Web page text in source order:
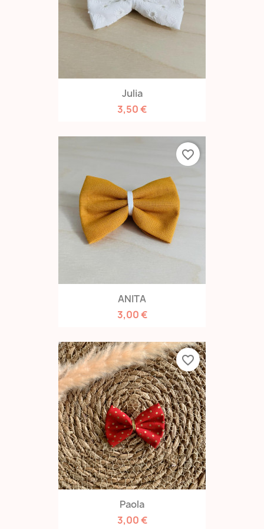
Julia
3,50 €
ANITA
3,00 €
favorite_border
Paola
3,00 €
favorite_border